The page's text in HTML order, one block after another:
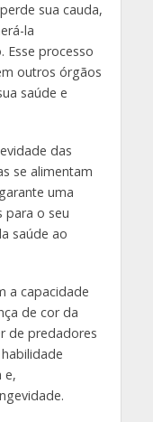
sua cauda,
la
processo
outros órgãos
saúde e
das
se alimentam
uma
para o seu
saúde ao
a capacidade
de cor da
de predadores
e,